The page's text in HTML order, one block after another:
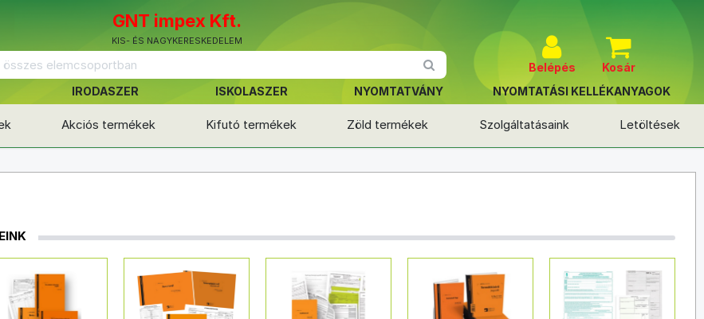
GNT impex Kft.
KIS- ÉS NAGYKERESKEDELEM
Belépés
Kosár
IRODASZER ISKOLASZER NYOMTATVÁNY NYOMTATÁSI KELLÉKANYAGOK
Akciós termékek Kifutó termékek Zöld termékek Szolgáltatásaink Letöltések